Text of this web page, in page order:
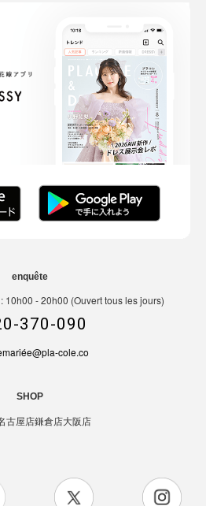
enquête
10h00 - 20h00 (Ouvert tous les jours)
370-090
cole.co
SHOP
古屋店鎌倉店大阪店
【3泊4日】ジャカードエンパイアドレス&チュールオーバードレス〈PD-WDOR-1122〉
カートに入れる